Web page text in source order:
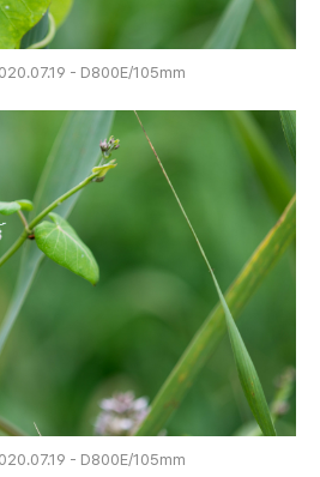
- D800E/105mm
- D800E/105mm